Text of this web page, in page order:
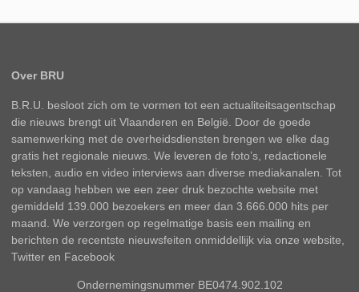
Over BRU
B.R.U. besloot zich om te vormen tot een actualiteitsagentschap
die nieuws brengt uit Vlaanderen en België. Door de goede
samenwerking met de overheidsdiensten brengen we elke dag
gratis het regionale nieuws. We leveren de foto’s, redactionele
teksten, audio en video interviews aan diverse mediakanalen. Tot
op vandaag hebben we een zeer druk bezochte website met
gemiddeld 139.000 bezoekers en meer dan 3.666.000 hits per
maand. We verzorgen op regelmatige basis een mailing en
berichten de recentste nieuwsfeiten onmiddellijk via onze website,
Twitter en Facebook
Ondernemingsnummer BE0474.902.102